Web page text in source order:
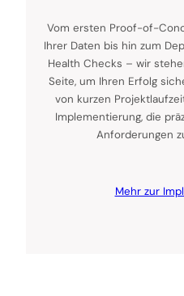
Vom ersten Proof-of-
Ihrer Daten bis hin zum
Health Checks – wir
Seite, um Ihren Erfolg
von kurzen
Implementierung, die
Anforderungen
Mehr zur